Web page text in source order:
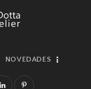
NOVEDADES